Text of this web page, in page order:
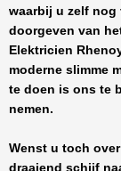
waarbij u zelf nog
doorgeven van
Elektricien
moderne slimme
te doen is ons te
nemen.
Wenst u toch
draaiend schijf